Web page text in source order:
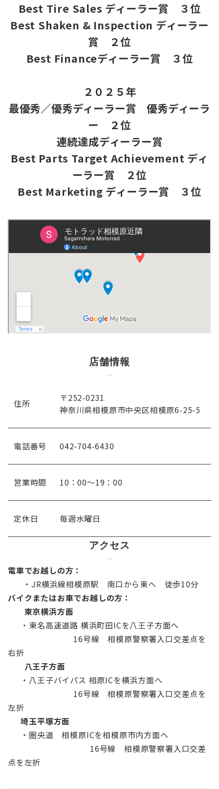
Best Tire Sales ディーラー賞 ３位
Best Shaken & Inspection ディーラー
賞 ２位
Best Financeディーラー賞 ３位
２０２５年
最優秀／優秀ディーラー賞 優秀ディーラ
ー ２位
連続達成ディーラー賞
Best Parts Target Achievement ディ
ーラー賞 ２位
Best Marketing ディーラー賞 ３位
店舗情報
住所
〒252-0231
神奈川県相模原市中央区相模原6-25-5
電話番号 042-704-6430
営業時間 10：00～19：00
定休日 毎週水曜日
アクセス
電車でお越しの方：
・JR横浜線相模原駅 南口から東へ 徒歩10分
バイクまたはお車でお越しの方：
東京横浜方面
・東名高速道路 横浜町田ICを八王子方面へ
16号線 相模原警察署入口交差点を
右折
八王子方面
・八王子バイパス 相原ICを横浜方面へ
16号線 相模原警察署入口交差点を
左折
埼玉平塚方面
・圏央道 相模原ICを相模原市内方面へ
16号線 相模原警察署入口交差
点を左折